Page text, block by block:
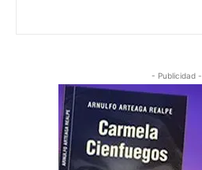
- Publicidad -